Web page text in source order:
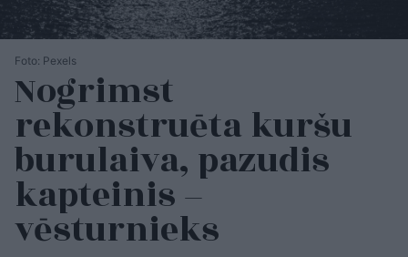
Foto: Pexels
Nogrimst
rekonstruēta kuršu
burulaiva, pazudis
kapteinis –
vēsturnieks